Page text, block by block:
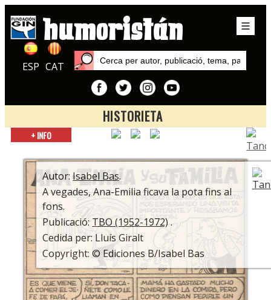
ESP CAT
HISTORIETA
Inici
Isabel Bas
+ INFO
Autor:Isabel Bas.
A vegades, Ana-Emilia ficava la pota fins al
fons.
Publicació:TBO (1952-1972).
Cedida per: Lluís Giralt
Copyright: © Ediciones B/Isabel Bas